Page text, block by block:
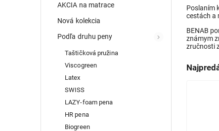
AKCIA na matrace
Nová kolekcia
Podľa druhu peny
Taštičková pružina
Viscogreen
Latex
SWISS
LAZY-foam pena
HR pena
Biogreen
Poslaním
cestách a
BENAB
známym
zručnosti